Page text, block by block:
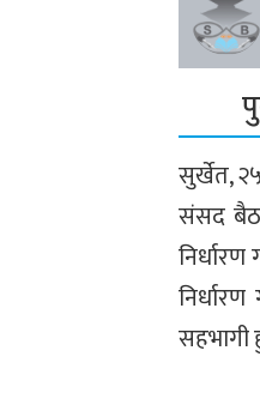
सुर्खेत,
संसद
सहभागी